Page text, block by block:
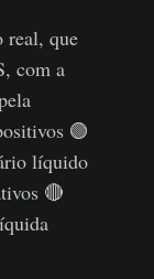
real, que
com a
🟢
líquido
🔴